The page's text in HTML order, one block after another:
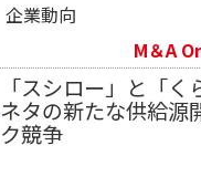
企業動向
M＆A
「スシロー」と「く
ネタの新たな供給源
ク競争